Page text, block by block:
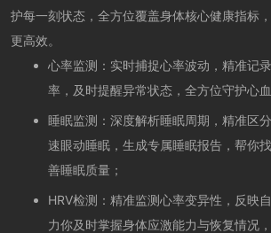
护每一刻状态，全方位覆盖身体核心健康指标
更高效。
心率监测：实时捕捉心率波动，精准记
率，及时提醒异常状态，全方位守护心血
睡眠监测：深度解析睡眠周期，精准区
速眼动睡眠，生成专属睡眠报告，帮你
善睡眠质量；
HRV检测：精准监测心率变异性，反映
力你及时掌握身体应激能力与恢复情况